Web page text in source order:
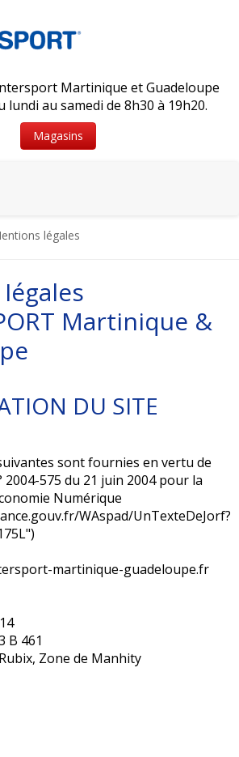
Martinique et Guadeloupe
au samedi de 8h30 à 19h20.
Magasins
légales
Martinique &
DU SITE
sont fournies en vertu de
2004-575 du 21 juin 2004 pour la
Numérique
WAspad/UnTexteDeJorf?
martinique-guadeloupe.fr
B 461
Zone de Manhity